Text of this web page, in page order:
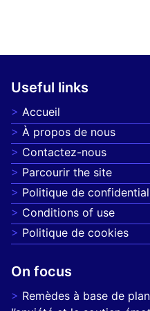
Useful links
Accueil
À propos de nous
Contactez-nous
Parcourir the site
Politique de
Conditions of use
Politique de cookies
On focus
Remèdes à base de